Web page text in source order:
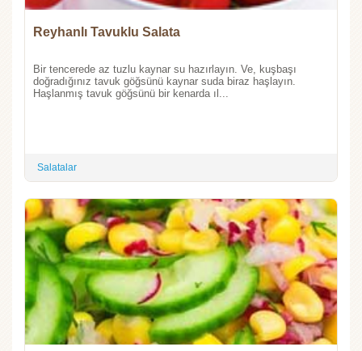
Reyhanlı Tavuklu Salata
Bir tencerede az tuzlu kaynar su hazırlayın. Ve, kuşbaşı
doğradığınız tavuk göğsünü kaynar suda biraz haşlayın.
Haşlanmış tavuk göğsünü bir kenarda ıl...
Salatalar